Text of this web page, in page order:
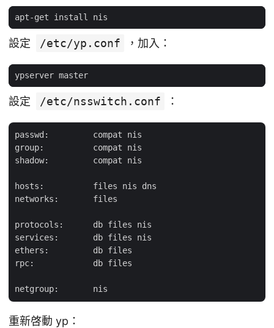
設定 /etc/yp.conf ，加入：
設定 /etc/nsswitch.conf ：
passwd:         compat nis
group:          compat nis
shadow:         compat nis
hosts:          files nis dns
networks:       files
protocols:      db files nis
services:       db files nis
ethers:         db files
rpc:            db files
重新啓動 yp：